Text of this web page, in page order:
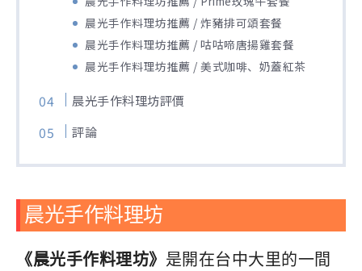
晨光手作料理坊推薦 / 炸豬排可頌套餐
晨光手作料理坊推薦 / 咕咕啼唐揚雞套餐
晨光手作料理坊推薦 / 美式咖啡、奶蓋紅茶
晨光手作料理坊評價
評論
晨光手作料理坊
《晨光手作料理坊》 是開在台中大里的一間